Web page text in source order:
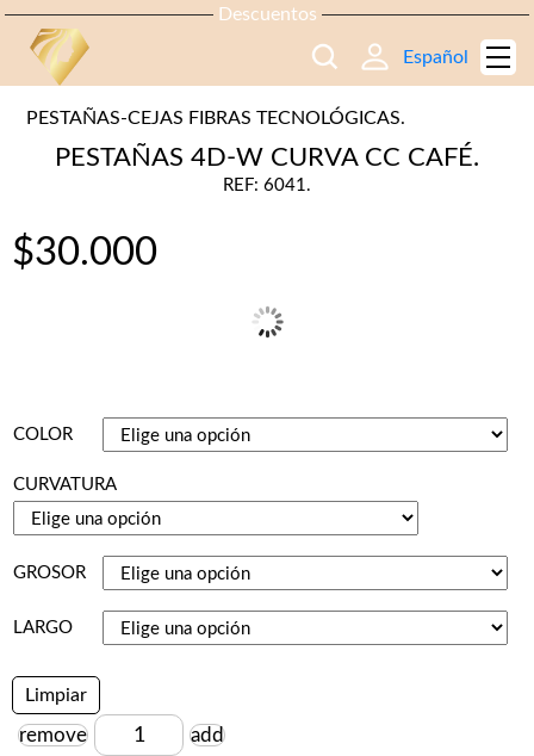
Descuentos
Español
PESTAÑAS-CEJAS FIBRAS TECNOLÓGICAS.
PESTAÑAS 4D-W CURVA CC CAFÉ.
REF: 6041.
$30.000
COLOR
CURVATURA
GROSOR
LARGO
Limpiar
Cantidad
remove add